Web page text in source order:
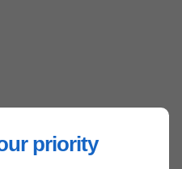
priority